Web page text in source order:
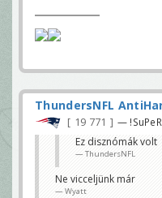
ThundersNFL
19 771 —
Ez disznómák volt
ThundersNFL
Ne vicceljünk már
Wyatt